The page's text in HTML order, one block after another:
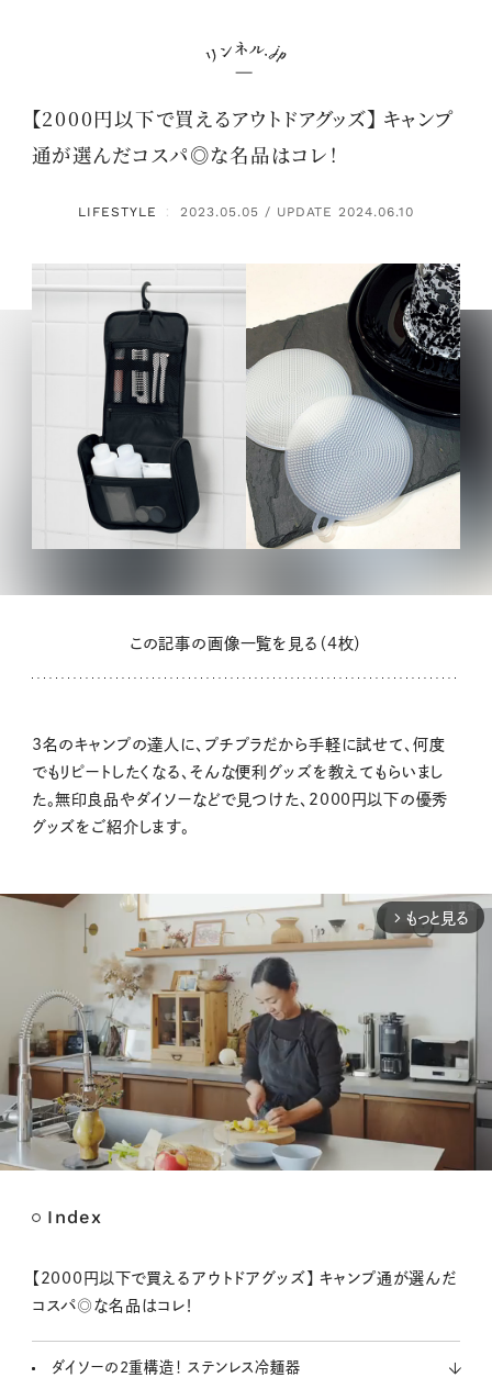
【2000円以下で買えるアウトドアグッズ】 キャンプ
通が選んだコスパ◎な名品はコレ！
LIFESTYLE ： 2023.05.05 / UPDATE 2024.06.10
この記事の画像一覧を見る（4枚）
3名のキャンプの達人に、プチプラだから手軽に試せて、何度
でもリピートしたくなる、そんな便利グッズを教えてもらいまし
た。無印良品やダイソーなどで見つけた、2000円以下の優秀
グッズをご紹介します。
arrow_forward_ios もっと見る
t
Index
【2000円以下で買えるアウトドアグッズ】 キャンプ通が選んだ
コスパ◎な名品はコレ！
ダイソーの2重構造！ ステンレス冷麺器